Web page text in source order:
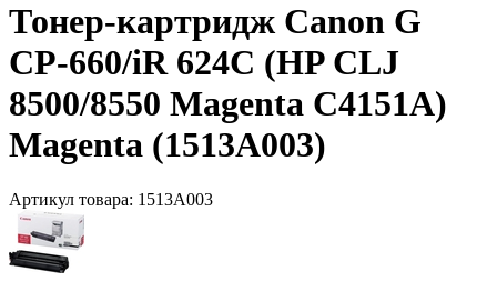
Тонер-картридж Canon G
CP-660/iR 624C (HP CLJ
8500/8550 Magenta C4151A)
Magenta (1513A003)
Артикул товара: 1513A003